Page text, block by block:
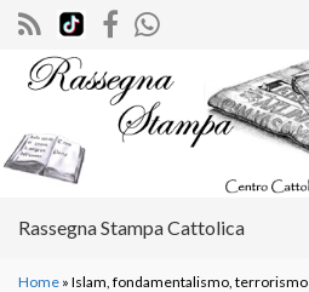
Search for:
Rassegna Stampa Cattolica
Home » Islam, fondamentalismo, terrorismo